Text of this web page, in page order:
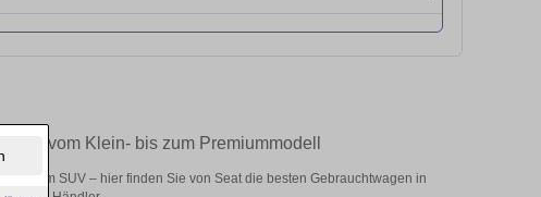
– vom Klein- bis zum Premiummodell
zum SUV – hier finden Sie von Seat die besten Gebrauchtwagen in